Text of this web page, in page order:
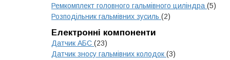
Ремкомплект головного гальмівного циліндра (5)
Розподільник гальмівних зусиль (2)
Електронні компоненти
Датчик АБС (23)
Датчик зносу гальмівних колодок (3)